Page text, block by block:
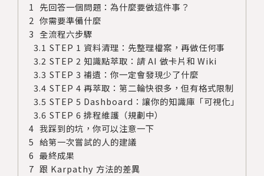
先回答一個問題：為什麼要做這件事？
你需要準備什麼
全流程六步驟
STEP 1 資料清理：先整理檔案，再做任何事
STEP 2 知識點萃取：請 AI 做卡片和 Wiki
STEP 3 補遺：你一定會發現少了什麼
STEP 4 再萃取：第二輪快很多，但有格式限制
STEP 5 Dashboard：讓你的知識庫「可視化」
STEP 6 排程維護（規劃中）
我踩到的坑，你可以注意一下
給第一次嘗試的人的建議
最終成果
跟 Karpathy 方法的差異